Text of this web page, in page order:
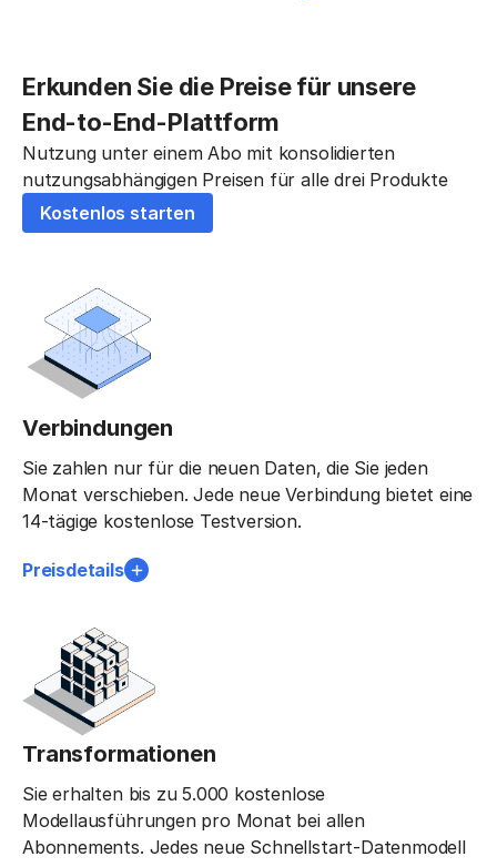
Erkunden Sie die Preise für unsere
End-to-End-Plattform
Nutzung unter einem Abo mit konsolidierten
nutzungsabhängigen Preisen für alle drei Produkte
Kostenlos starten
Verbindungen
Sie zahlen nur für die neuen Daten, die Sie jeden
Monat verschieben. Jede neue Verbindung bietet eine
14-tägige kostenlose Testversion.
Preisdetails
Transformationen
Sie erhalten bis zu 5.000 kostenlose
Modellausführungen pro Monat bei allen
Abonnements. Jedes neue Schnellstart-Datenmodell